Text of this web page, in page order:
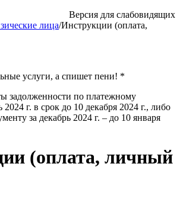
Версия для слабовидящих
лица/Инструкции (оплата,
услуги, а спишет пени! *
задолженности по платежному
2024 г. в срок до 10 декабря 2024 г., либо
за декабрь 2024 г. – до 10 января
(оплата, личный